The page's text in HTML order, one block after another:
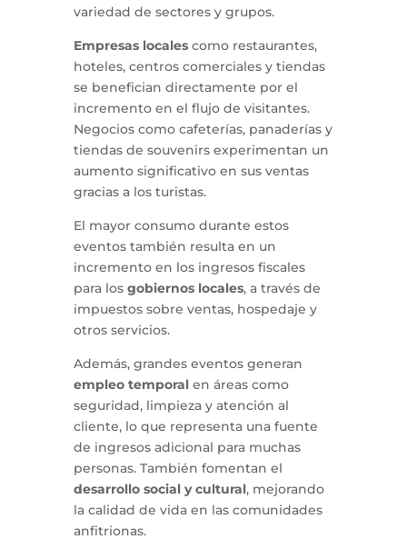
variedad de sectores y grupos.
Empresas localescomo restaurantes,
hoteles, centros comerciales y tiendas
se benefician directamente por el
incremento en el flujo de visitantes.
Negocios como cafeterías, panaderías y
tiendas de souvenirs experimentan un
aumento significativo en sus ventas
gracias a los turistas.
El mayor consumo durante estos
eventos también resulta en un
incremento en los ingresos fiscales
para los gobiernos locales, a través de
impuestos sobre ventas, hospedaje y
otros servicios.
Además, grandes eventos generan
empleo temporalen áreas como
seguridad, limpieza y atención al
cliente, lo que representa una fuente
de ingresos adicional para muchas
personas. También fomentan el
desarrollo social y cultural, mejorando
la calidad de vida en las comunidades
anfitrionas.